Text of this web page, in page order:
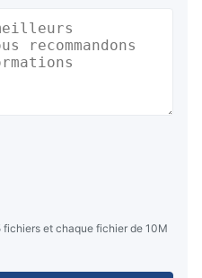
et chaque fichier de 10M